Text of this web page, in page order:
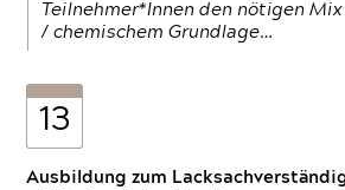
Teilnehmer*Innen den nötigen
/ chemischem Grundlage…
13
Ausbildung zum